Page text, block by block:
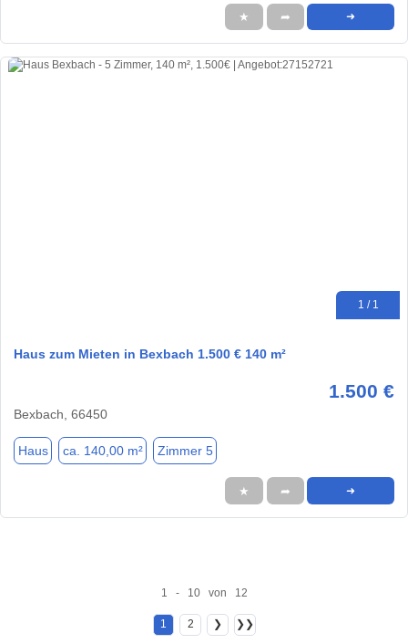
★ ➦ ➜
1 / 1
Haus zum Mieten in Bexbach 1.500 € 140 m²
1.500 €
Bexbach, 66450
Haus ca. 140,00 m² Zimmer 5
★ ➦ ➜
1 - 10 von 12
1 2 ❯ ❯❯